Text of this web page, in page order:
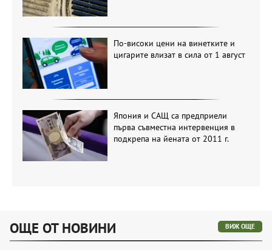
По-високи цени на винетките и
цигарите влизат в сила от 1 август
Япония и САЩ са предприели
първа съвместна интервенция в
подкрепа на йената от 2011 г.
ОЩЕ ОТ НОВИНИ ВИЖ ОЩЕ